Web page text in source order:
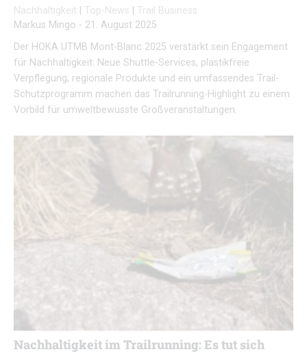
Nachhaltigkeit Top-News
Trail Business
Markus Mingo - 21. August 2025
Der HOKA UTMB Mont-Blanc 2025 verstärkt sein Engagement
für Nachhaltigkeit: Neue Shuttle-Services, plastikfreie
Verpflegung, regionale Produkte und ein umfassendes Trail-
Schutzprogramm machen das Trailrunning-Highlight zu einem
Vorbild für umweltbewusste Großveranstaltungen.
Nachhaltigkeit im Trailrunning: Es tut sich